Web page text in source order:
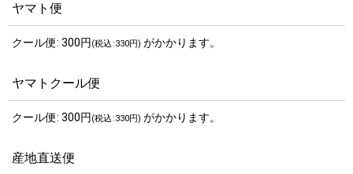
ヤマト便
クール便: 300円 (税込:330円) がかかります。
ヤマトクール便
クール便: 300円 (税込:330円) がかかります。
産地直送便